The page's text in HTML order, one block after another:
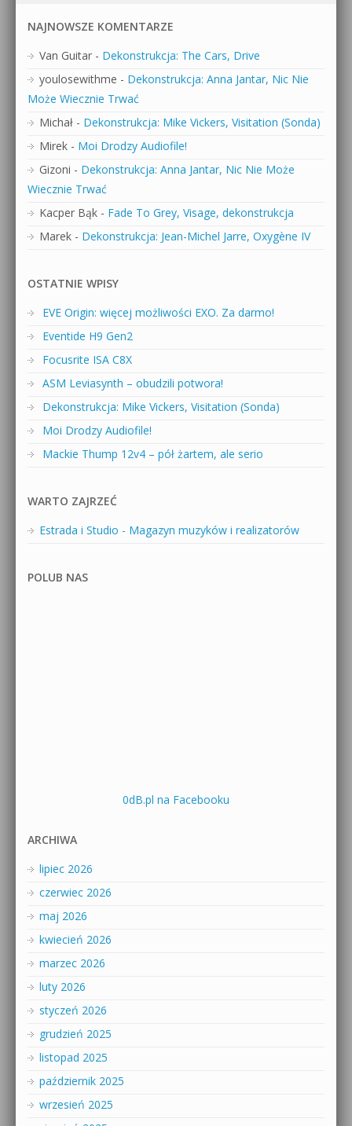
NAJNOWSZE KOMENTARZE
Van Guitar - Dekonstrukcja: The Cars, Drive
youlosewithme - Dekonstrukcja: Anna Jantar, Nic Nie
Może Wiecznie Trwać
Michał - Dekonstrukcja: Mike Vickers, Visitation (Sonda)
Mirek - Moi Drodzy Audiofile!
Gizoni - Dekonstrukcja: Anna Jantar, Nic Nie Może
Wiecznie Trwać
Kacper Bąk - Fade To Grey, Visage, dekonstrukcja
Marek - Dekonstrukcja: Jean-Michel Jarre, Oxygène IV
OSTATNIE WPISY
EVE Origin: więcej możliwości EXO. Za darmo!
Eventide H9 Gen2
Focusrite ISA C8X
ASM Leviasynth – obudzili potwora!
Dekonstrukcja: Mike Vickers, Visitation (Sonda)
Moi Drodzy Audiofile!
Mackie Thump 12v4 – pół żartem, ale serio
WARTO ZAJRZEĆ
Estrada i Studio - Magazyn muzyków i realizatorów
POLUB NAS
0dB.pl na Facebooku
ARCHIWA
lipiec 2026
czerwiec 2026
maj 2026
kwiecień 2026
marzec 2026
luty 2026
styczeń 2026
grudzień 2025
listopad 2025
październik 2025
wrzesień 2025